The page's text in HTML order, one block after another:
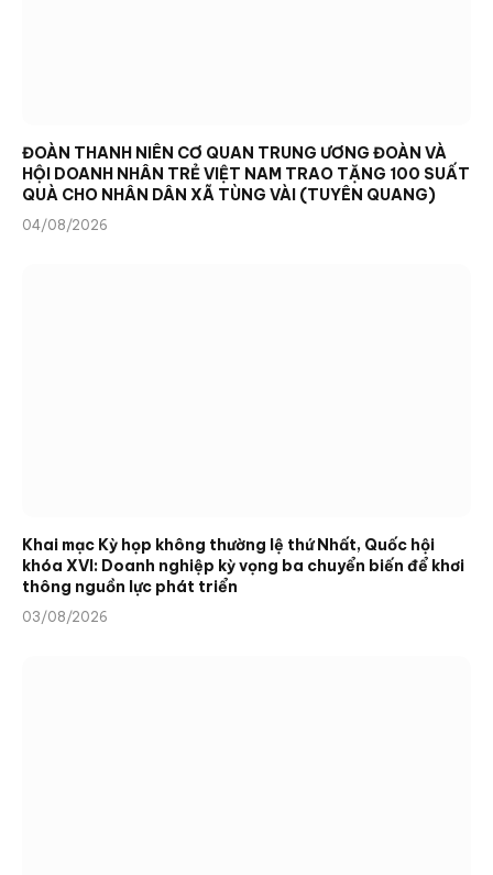
ĐOÀN THANH NIÊN CƠ QUAN TRUNG ƯƠNG ĐOÀN VÀ
HỘI DOANH NHÂN TRẺ VIỆT NAM TRAO TẶNG 100 SUẤT
QUÀ CHO NHÂN DÂN XÃ TÙNG VÀI (TUYÊN QUANG)
04/08/2026
Khai mạc Kỳ họp không thường lệ thứ Nhất, Quốc hội
khóa XVI: Doanh nghiệp kỳ vọng ba chuyển biến để khơi
thông nguồn lực phát triển
03/08/2026